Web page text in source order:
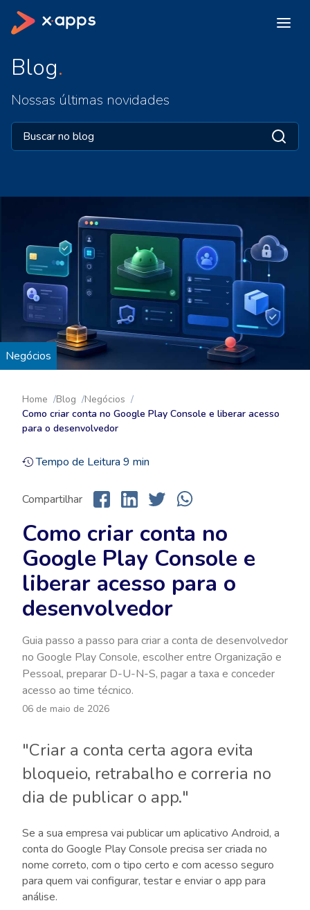
Blog
Nossas últimas novidades
Negócios
Home Blog
Negócios
Como criar conta no Google Play Console e liberar acesso
para o desenvolvedor
Tempo de Leitura 9 min
Compartilhar
Como criar conta no
Google Play Console e
liberar acesso para o
desenvolvedor
Guia passo a passo para criar a conta de desenvolvedor
no Google Play Console, escolher entre Organização e
Pessoal, preparar D-U-N-S, pagar a taxa e conceder
acesso ao time técnico.
06 de maio de 2026
"Criar a conta certa agora evita
bloqueio, retrabalho e correria no
dia de publicar o app."
Se a sua empresa vai publicar um aplicativo Android, a
conta do Google Play Console precisa ser criada no
nome correto, com o tipo certo e com acesso seguro
para quem vai configurar, testar e enviar o app para
análise.